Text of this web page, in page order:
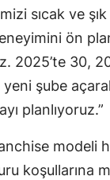
sıcak ve
ön
2025’te 30,
yeni şube
planlıyoruz.”
modeli
koşullarına